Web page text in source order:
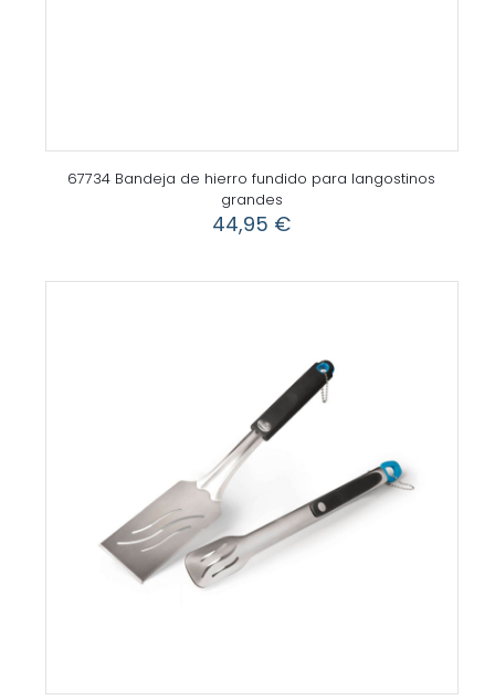
67734 Bandeja de hierro fundido para langostinos
grandes
44,95 €